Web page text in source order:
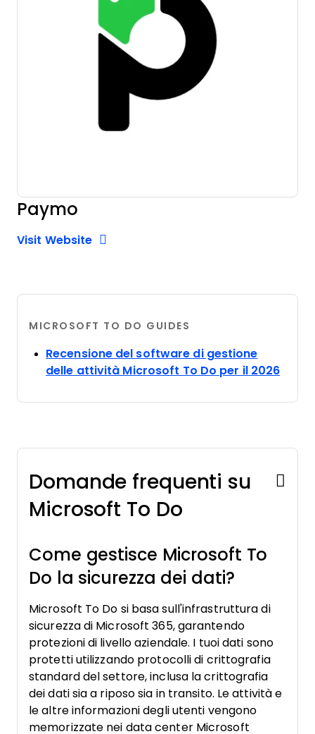
Paymo
Visit WebsiteOpens New Window
MICROSOFT TO DO GUIDES
Recensione del software di gestione
delle attività Microsoft To Do per il 2026
Domande frequenti su
Microsoft To Do
Come gestisce Microsoft To
Do la sicurezza dei dati?
Microsoft To Do si basa sull'infrastruttura di
sicurezza di Microsoft 365, garantendo
protezioni di livello aziendale. I tuoi dati sono
protetti utilizzando protocolli di crittografia
standard del settore, inclusa la crittografia
dei dati sia a riposo sia in transito. Le attività e
le altre informazioni degli utenti vengono
memorizzate nei data center Microsoft